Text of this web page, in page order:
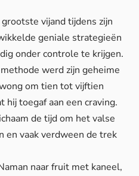
vijand tijdens zijn
geniale strategieën
onder controle te krijgen.
werd zijn geheime
om tien tot vijftien
toegaf aan een craving.
de tijd om het valse
en vaak verdween de trek
naar fruit met kaneel,